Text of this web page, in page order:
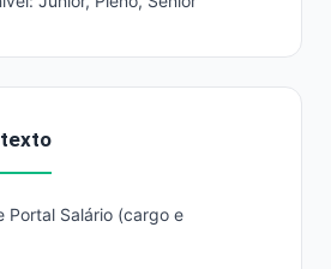
Portal Salário (cargo e